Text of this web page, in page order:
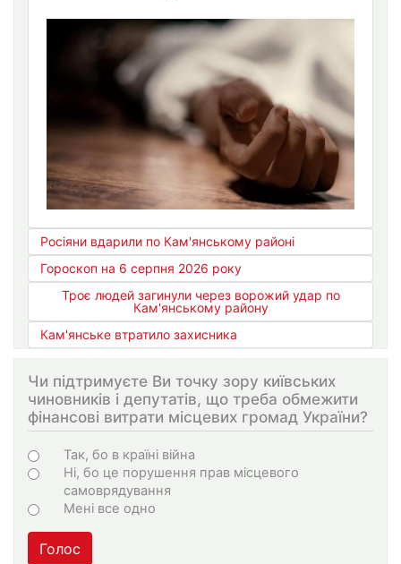
Росіяни вдарили по Кам'янському районі
Гороскоп на 6 серпня 2026 року
Троє людей загинули через ворожий удар по
Кам'янському району
Кам'янське втратило захисника
Чи підтримуєте Ви точку зору київських
чиновників і депутатів, що треба обмежити
фінансові витрати місцевих громад України?
Варіанти
Так, бо в країні війна
Ні, бо це порушення прав місцевого
самоврядування
Мені все одно
Голос